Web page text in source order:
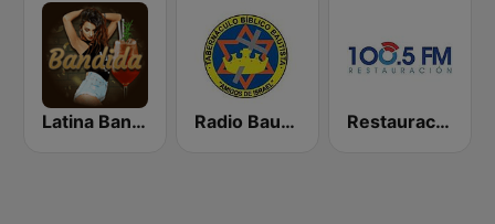
Latina Bandida! Radio Bautista Global 89.7 FM Restauración 100.5 FM